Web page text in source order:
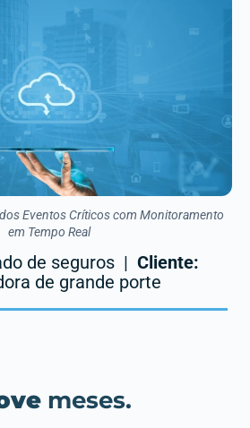
Eventos Críticos com Monitoramento
em Tempo Real
de seguros | Cliente:
de grande porte
meses.